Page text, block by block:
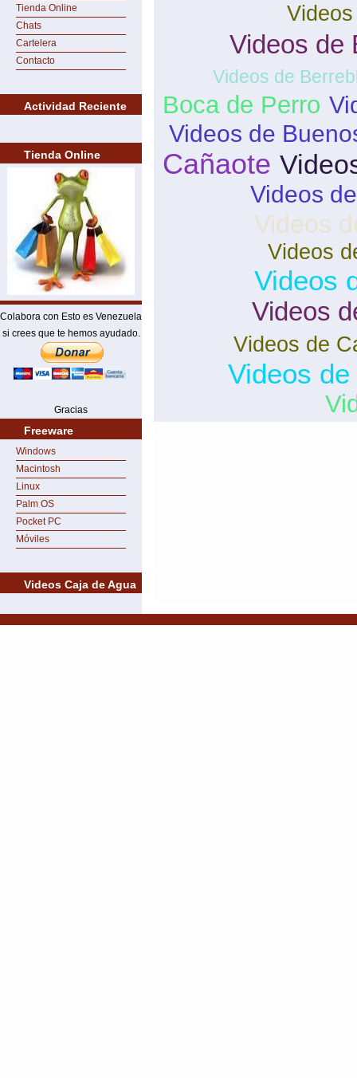
Tienda Online
Chats
Cartelera
Contacto
Actividad Reciente
Tienda Online
Colabora con Esto es Venezuela
si crees que te hemos ayudado.
Gracias
Freeware
Windows
Macintosh
Linux
Palm OS
Pocket PC
Móviles
Videos Caja de Agua
Videos de
Videos de
Boca de Perro
Videos de
Cañaote
Videos
Videos
Videos
Videos
Videos
Videos de
Videos